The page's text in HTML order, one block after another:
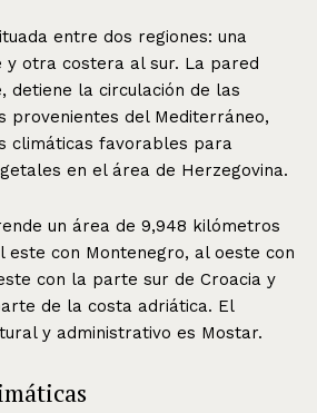
entre dos regiones: una
y otra costera al sur. La pared
detiene la circulación de las
provenientes del Mediterráneo,
climáticas favorables para
en el área de Herzegovina.
un área de 9,948 kilómetros
este con Montenegro, al oeste con
con la parte sur de Croacia y
de la costa adriática. El
y administrativo es Mostar.